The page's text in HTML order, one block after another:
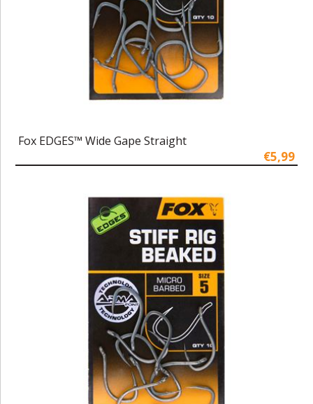
Fox EDGES™ Wide Gape Straight
€5,99